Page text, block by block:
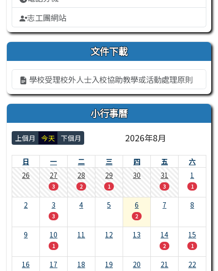
志工團網站
文件下載
學校受理校外人士入校協助教學或活動處理原則
小行事曆
上個月 今天 下個月 2026年8月
日 一 二 三 四 五
六
26
27
3
28
2
29
1
30 31
3
1
1
2 3
3
4 5 6
2
7 8
9 10
1
11 12 13 14
2
15
1
16 17 18 19 20 21 22